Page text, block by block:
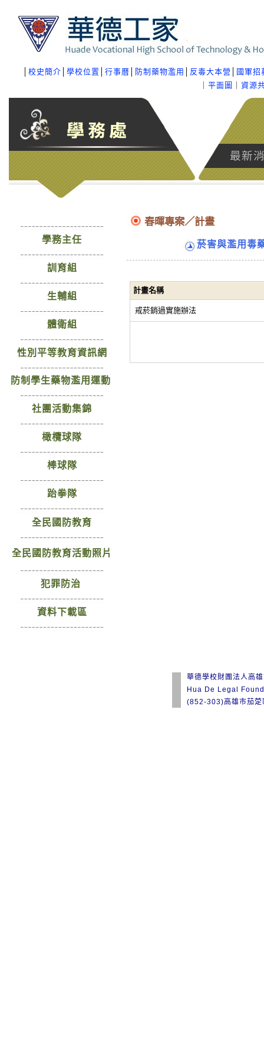
校史簡介 學校位置 行事曆 防制藥物濫用 反毒大本營
國軍招
平面圖 資源
最新
學務主任
訓育組
生輔組
體衛組
性別平等教育資訊網
防制學生藥物濫用運動
社團活動集錦
橄欖球隊
棒球隊
跆拳隊
全民國防教育
全民國防教育活動照片
犯罪防治
資料下載區
春暉專案／計畫
菸害與濫用毒
計畫名稱
戒菸銷過實施辦法
華德學校財團法人高
Hua De Legal
(852-303)高雄市茄